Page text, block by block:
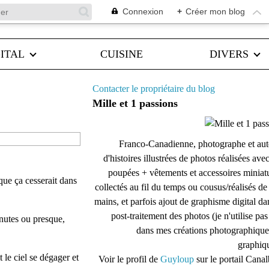
Connexion + Créer mon blog
CUISINE DIVERS
ça cesserait dans
ou presque,
ciel se dégager et
Contacter le propriétaire du blog
Mille et 1 passions
Franco-Canadienne, photographe et
d'histoires illustrées de photos réalisées
poupées + vêtements et accessoires
collectés au fil du temps ou cousus/réalisés de
mains, et parfois ajout de graphisme digital
post-traitement des photos (je n'utilise
dans mes créations
Voir le profil de Guyloup sur le portail